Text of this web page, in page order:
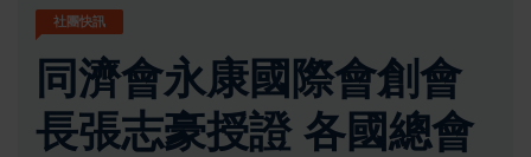
社團快訊
同濟會永康國際會創會
長張志豪授證 各國總會